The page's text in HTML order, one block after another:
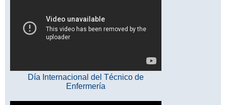
Día Internacional del Técnico de
Enfermería